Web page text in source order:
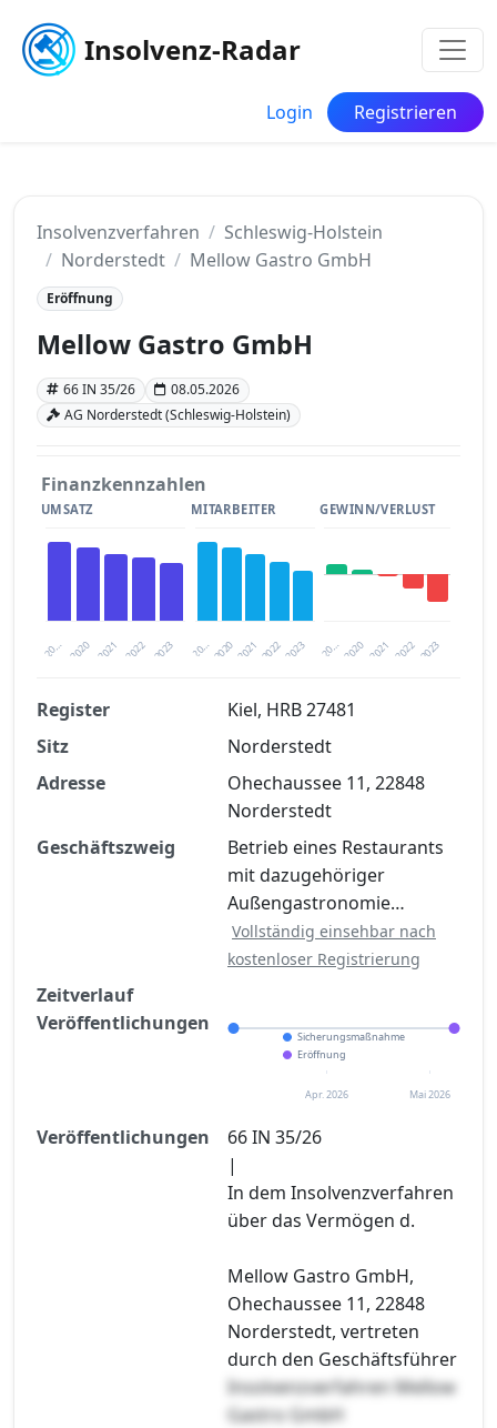
Insolvenz-Radar
Login Registrieren
Insolvenzverfahren
Schleswig-Holstein
Norderstedt
Mellow Gastro GmbH
Eröffnung
Mellow Gastro GmbH
66 IN 35/26
08.05.2026
AG Norderstedt (Schleswig-Holstein)
Finanzkennzahlen
UMSATZ
20… 2021 2023
2020 2022
MITARBEITER
20… 2021 2023
2020 2022
GEWINN/VERLUST
20… 2021 2023
2020 2022
Finanzkennzahlen nach kostenloser
Registrierung verfügbar
Jetzt kostenlos registrieren
Register
Kiel, HRB 27481
Sitz
Norderstedt
Adresse
Ohechaussee 11, 22848
Norderstedt
Geschäftszweig
Betrieb eines Restaurants
mit dazugehöriger
Außengastronomie…
Vollständig einsehbar nach
kostenloser Registrierung
Zeitverlauf
Veröffentlichungen
Sicherungsmaßnahme
Eröffnung
Apr. 2026 Mai 2026
Veröffentlichungen
66 IN 35/26
|
In dem Insolvenzverfahren
über das Vermögen d.
Mellow Gastro GmbH,
Ohechaussee 11, 22848
Norderstedt, vertreten
durch den Geschäftsführer
Insolvenzverfahren Mellow
Gastro GmbH